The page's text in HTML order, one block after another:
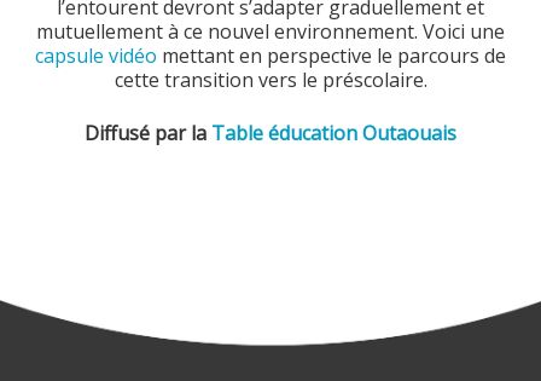
l’entourent devront s’adapter graduellement et
mutuellement à ce nouvel environnement. Voici une
capsule vidéo mettant en perspective le parcours de
cette transition vers le préscolaire.
Diffusé par la Table éducation Outaouais